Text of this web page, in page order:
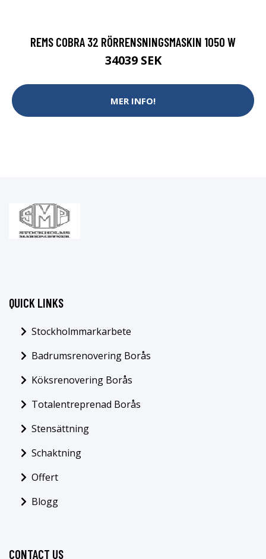
REMS COBRA 32 RÖRRENSNINGSMASKIN 1050 W
34039 SEK
MER INFO!
QUICK LINKS
Stockholmmarkarbete
Badrumsrenovering Borås
Köksrenovering Borås
Totalentreprenad Borås
Stensättning
Schaktning
Offert
Blogg
CONTACT US